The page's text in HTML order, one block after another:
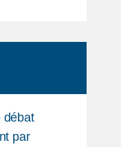
débat
par